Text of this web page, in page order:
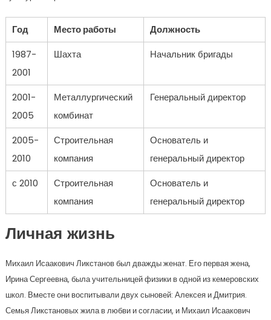
Год Место работы
Должность
1987-
2001
Шахта Начальник бригады
2001-
2005
Металлургический
комбинат
Генеральный директор
2005-
2010
Строительная
компания
Основатель и
генеральный директор
с 2010
Строительная
компания
Основатель и
генеральный директор
Личная жизнь
Михаил Исаакович Ликстанов был дважды женат. Его первая жена,
Ирина Сергеевна, была учительницей физики в одной из кемеровских
школ. Вместе они воспитывали двух сыновей: Алексея и Дмитрия.
Семья Ликстановых жила в любви и согласии, и Михаил Исаакович